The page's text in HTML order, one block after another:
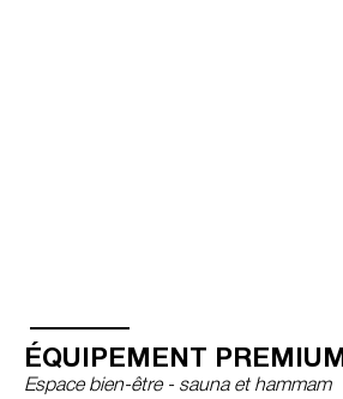
ÉQUIPEMENT PREMIUM
Espace bien-être - sauna et hammam